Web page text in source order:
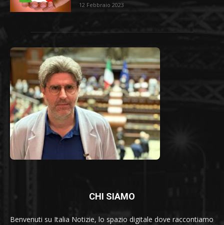
12 Febbraio 2023
CHI SIAMO
Benvenuti su Italia Notizie, lo spazio digitale dove raccontiamo